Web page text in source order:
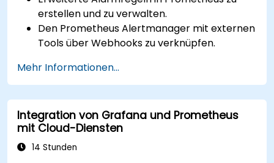
erstellen und zu verwalten.
Den Prometheus Alertmanager mit externen
Tools über Webhooks zu verknüpfen.
einzurichten, um Probleme schneller zu
lösen.
Grafana zur effektiven Visualisierung und
Verwaltung von Alarmen zu nutzen.
Mehr Informationen...
Integration von Grafana und Prometheus
mit Cloud-Diensten
14 Stunden